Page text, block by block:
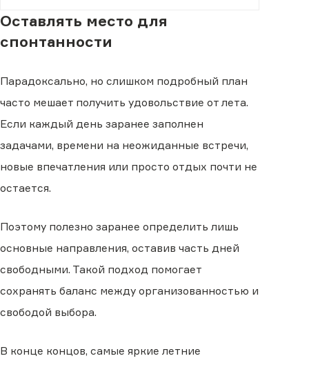
Оставлять место для
спонтанности
Парадоксально, но слишком подробный план
часто мешает получить удовольствие от лета.
Если каждый день заранее заполнен
задачами, времени на неожиданные встречи,
новые впечатления или просто отдых почти не
остается.
Поэтому полезно заранее определить лишь
основные направления, оставив часть дней
свободными. Такой подход помогает
сохранять баланс между организованностью и
свободой выбора.
В конце концов, самые яркие летние